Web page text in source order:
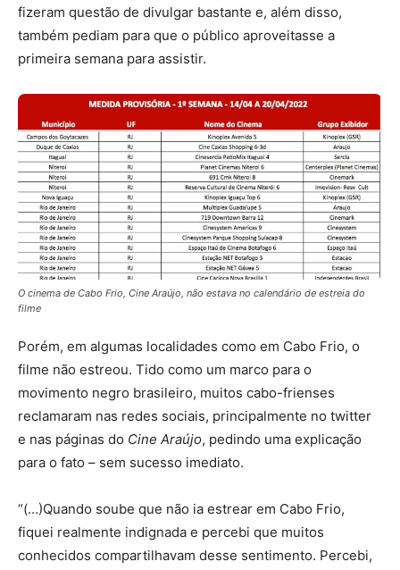
fizeram questão de divulgar bastante e, além disso,
também pediam para que o público aproveitasse a
primeira semana para assistir.
O cinema de Cabo Frio, Cine Araújo, não estava no calendário de estreia do
filme
Porém, em algumas localidades como em Cabo Frio, o
filme não estreou. Tido como um marco para o
movimento negro brasileiro, muitos cabo-frienses
reclamaram nas redes sociais, principalmente no twitter
e nas páginas do Cine Araújo, pedindo uma explicação
para o fato – sem sucesso imediato.
“(…)Quando soube que não ia estrear em Cabo Frio,
fiquei realmente indignada e percebi que muitos
conhecidos compartilhavam desse sentimento. Percebi,